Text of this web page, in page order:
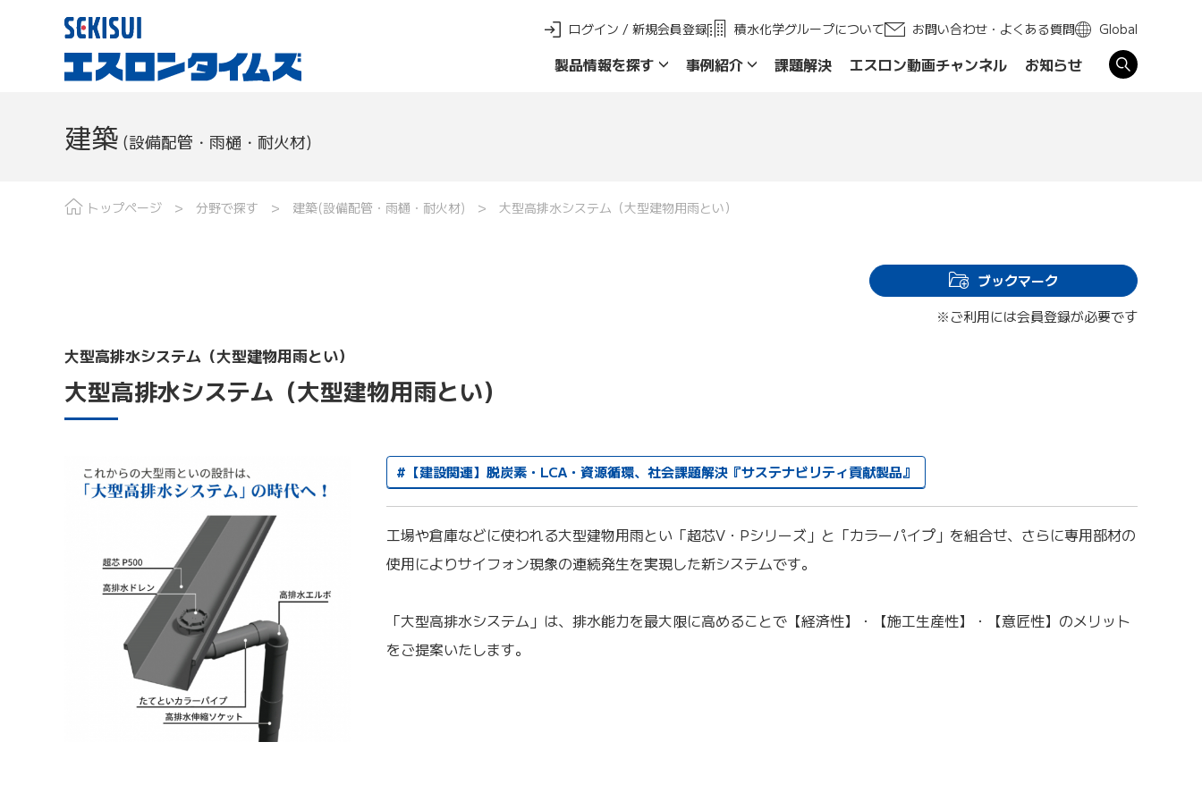
製品情報を探す 事例紹介 課題解決 エスロン動画チャンネル お知らせ
ログイン / 新規会員登録 積水化学グループについて お問い合わせ・よくある質問 Global
建築 (設備配管・雨樋・耐火材)
トップページ 分野で探す 建築(設備配管・雨樋・耐火材) 大型高排水システム（大型建物用雨とい）
ブックマーク
※ご利用には会員登録が必要です
大型高排水システム（大型建物用雨とい）
大型高排水システム（大型建物用雨とい）
#【建設関連】脱炭素・LCA・資源循環、社会課題解決『サステナビリティ貢献製品』
工場や倉庫などに使われる大型建物用雨とい「超芯V・Pシリーズ」と「カラーパイプ」を組合せ、さらに専用部材の
使用によりサイフォン現象の連続発生を実現した新システムです。
「大型高排水システム」は、排水能力を最大限に高めることで【経済性】・【施工生産性】・【意匠性】のメリット
をご提案いたします。